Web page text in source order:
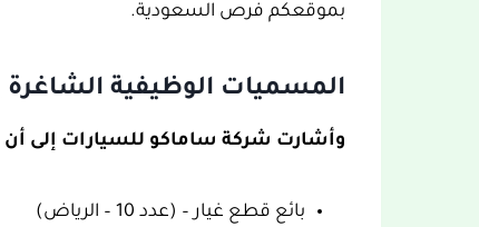
بموقعكم فرص السعودية.
المسميات الوظيفية
وأشارت شركة ساماكو للسيارات إلى أن
بائع قطع غيار – (عدد 10 – الرياض)